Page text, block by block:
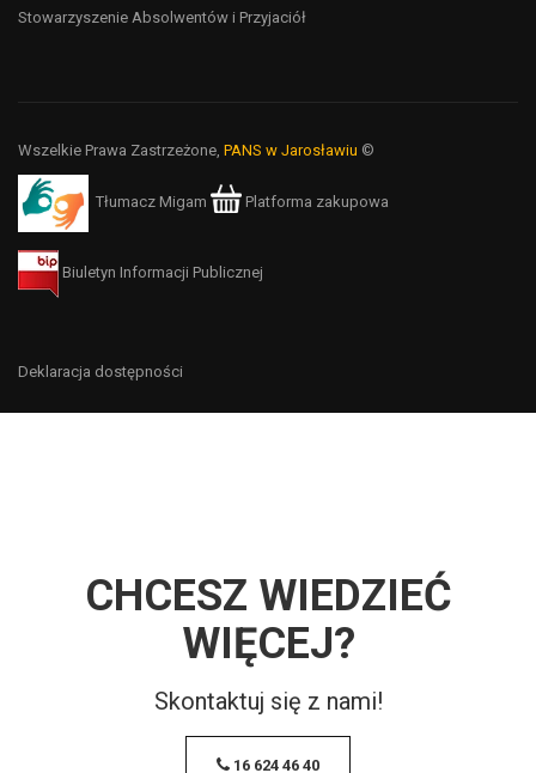
Stowarzyszenie Absolwentów i Przyjaciół
Wszelkie Prawa Zastrzeżone, PANS w Jarosławiu ©
Tłumacz Migam Platforma zakupowa
Biuletyn Informacji Publicznej
Deklaracja dostępności
CHCESZ WIEDZIEĆ
WIĘCEJ?
Skontaktuj się z nami!
16 624 46 40